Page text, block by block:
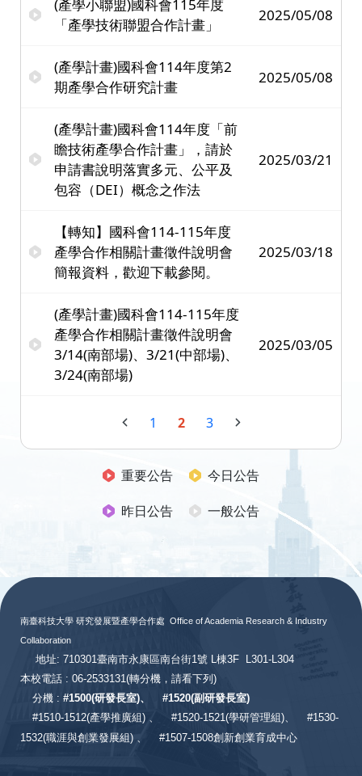
(產學小聯盟)國科會115年度
「產學技術聯盟合作計畫」
2025/05/08
(產學計畫)國科會114年度第2
期產學合作研究計畫
2025/05/08
(產學計畫)國科會114年度「前
瞻技術產學合作計畫」，請於
申請書說明落實多元、公平及
包容（DEI）概念之作法
2025/03/21
【轉知】國科會114-115年度
產學合作相關計畫徵件說明會
簡報資料，歡迎下載參閱。
2025/03/18
(產學計畫)國科會114-115年度
產學合作相關計畫徵件說明會
3/14(南部場)、3/21(中部場)、
3/24(南部場)
2025/03/05
1 2 3
重要公告
今日公告
昨日公告
一般公告
南臺科技大學 研究發展暨產學合作處 Office of Academia Research & Industry
Collaboration
地址: 710301臺南市永康區南台街1號 L棟3F L301-L304
本校電話 : 06-2533131(轉分機，請看下列)
分機 : #1500(研發長室)、 #1520(副研發長室)
#1510-1512(產學推廣組) 、 #1520-1521(學研管理組)、
#1530-
1532(職涯與創業發展組) 、
#1507-1508創新創業育成中心